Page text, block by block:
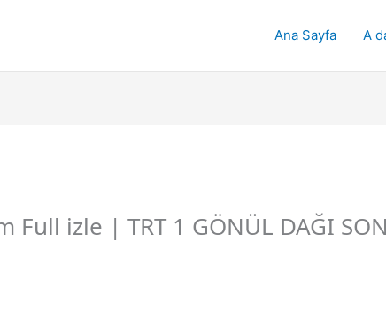
Ana Sayfa A
Full izle | TRT 1 GÖNÜL DAĞI SON